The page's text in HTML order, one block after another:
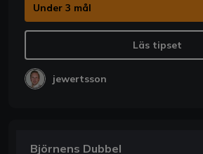
Under 3 mål
Läs tipset
jewertsson
Björnens Dubbel